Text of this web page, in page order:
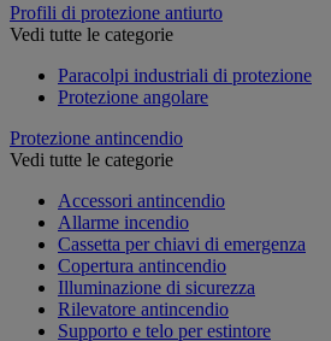
Profili di protezione antiurto
Vedi tutte le categorie
Paracolpi industriali di protezione
Protezione angolare
Protezione antincendio
Vedi tutte le categorie
Accessori antincendio
Allarme incendio
Cassetta per chiavi di emergenza
Copertura antincendio
Illuminazione di sicurezza
Rilevatore antincendio
Supporto e telo per estintore